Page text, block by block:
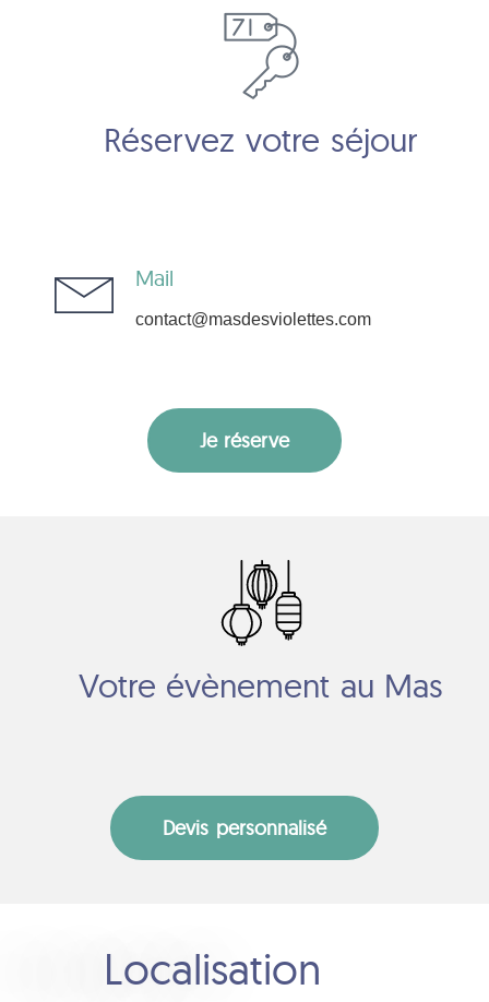
Réservez votre séjour
Mail
contact@masdesviolettes.com
Je réserve
Votre évènement au Mas
Devis personnalisé
Localisation